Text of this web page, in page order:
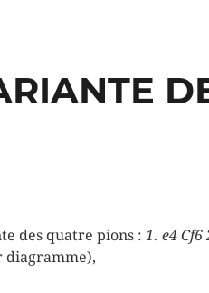
des quatre pions : 1. e4 Cf6
diagramme),